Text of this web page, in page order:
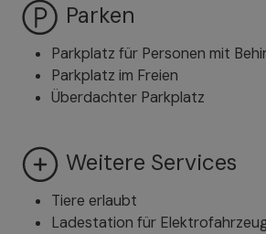
Parken
Parkplatz für Personen mit
Parkplatz im Freien
Überdachter Parkplatz
Weitere Services
Tiere erlaubt
Ladestation für